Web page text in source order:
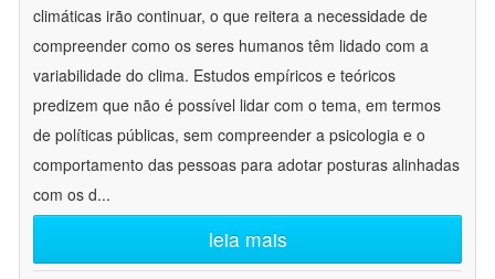
climáticas irão continuar, o que reitera a necessidade de
compreender como os seres humanos têm lidado com a
variabilidade do clima. Estudos empíricos e teóricos
predizem que não é possível lidar com o tema, em termos
de políticas públicas, sem compreender a psicologia e o
comportamento das pessoas para adotar posturas alinhadas
com os d...
leia mais